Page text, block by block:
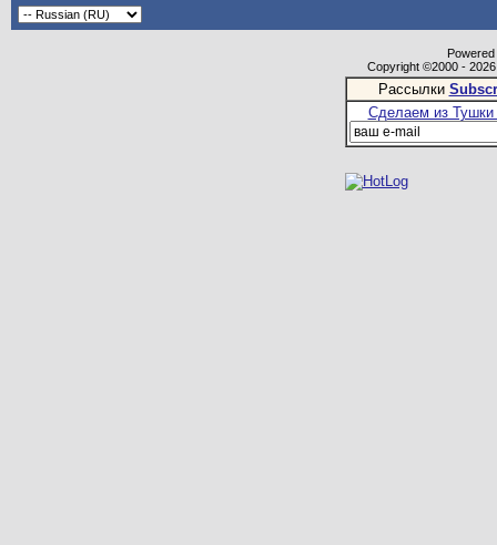
Copyright ©2000 -
Рассылки
Сделаем из Тушки